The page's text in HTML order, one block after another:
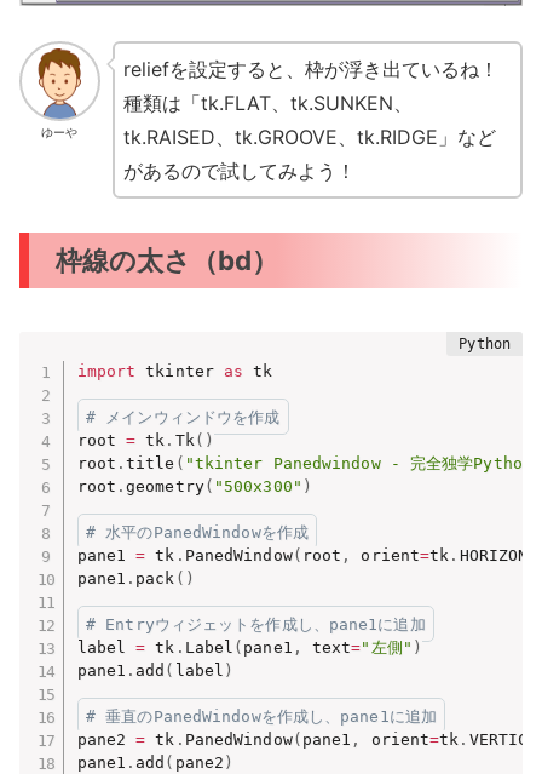
ゆーや
reliefを設定すると、枠が浮き出ているね！
種類は「tk.FLAT、tk.SUNKEN、
tk.RAISED、tk.GROOVE、tk.RIDGE」など
があるので試してみよう！
枠線の太さ（bd）
import tkinter as tk
# メインウィンドウを作成
root = tk . Tk( )
root .title ( "tkinter Panedwindow - 完全独学Python"
root .geometry( "500x300" )
# 水平のPanedWindowを作成
pane1 = tk . PanedWindow( root , orient=tk .
pane1 . pack ( )
# Entryウィジェットを作成し、pane1に追加
label = tk . Label ( pane1 , text="左側" )
pane1 . add ( label )
# 垂直のPanedWindowを作成し、pane1に追加
pane2 = tk . PanedWindow( pane1 , orient=tk .
pane1 . add ( pane2 )